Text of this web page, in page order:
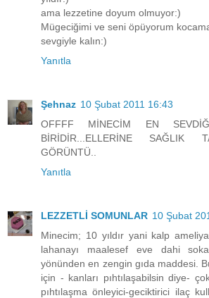
ama lezzetine doyum olmuyor:)
Mügeciğimi ve seni öpüyorum
sevgiyle kalın:)
Yanıtla
Şehnaz 10 Şubat 2011 16:43
OFFFF MİNECİM EN
BİRİDİR...ELLERİNE SAĞLIK
GÖRÜNTÜ..
Yanıtla
LEZZETLİ SOMUNLAR 10 Şubat
Minecim; 10 yıldır yani kalp
lahanayı maalesef eve dahi
yönünden en zengin gıda maddesi.
için - kanları pıhtılaşabilsin diye-
pıhtılaşma önleyici-geciktirici ilaç